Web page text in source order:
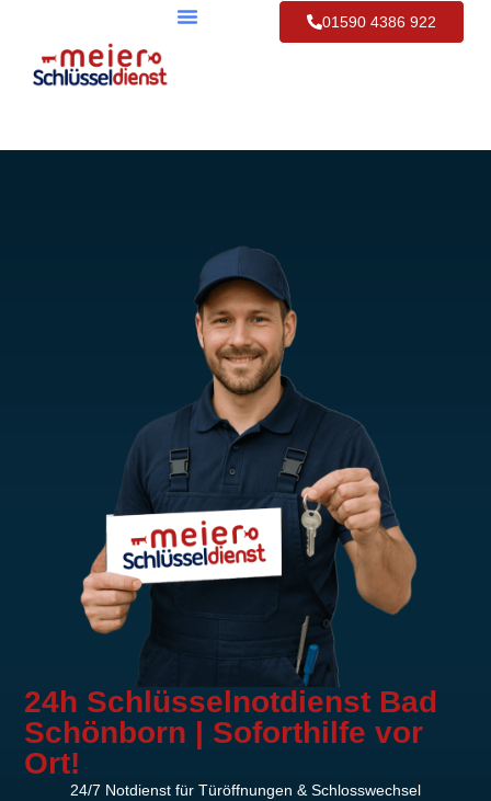
01590 4386 922
24h Schlüsselnotdienst Bad
Schönborn | Soforthilfe vor
Ort!
24/7 Notdienst für Türöffnungen & Schlosswechsel